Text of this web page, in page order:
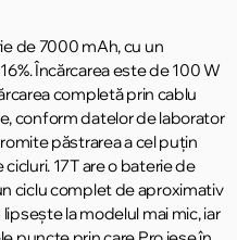
de 7000 mAh, cu un
Încărcarea este de 100 W
completă prin cablu
conform datelor de laborator
păstrarea a cel puțin
17T are o baterie de
ciclu complet de aproximativ
la modelul mai mic, iar